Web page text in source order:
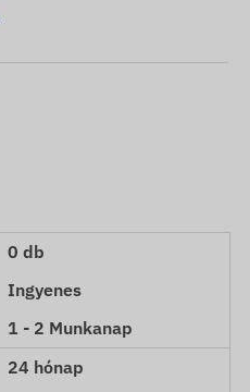
0 db
Ingyenes
1 - 2 Munkanap
24 hónap